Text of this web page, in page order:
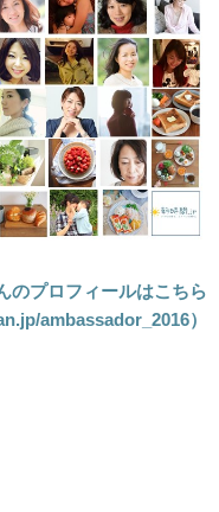
のプロフィールはこちら
ambassador_2016）